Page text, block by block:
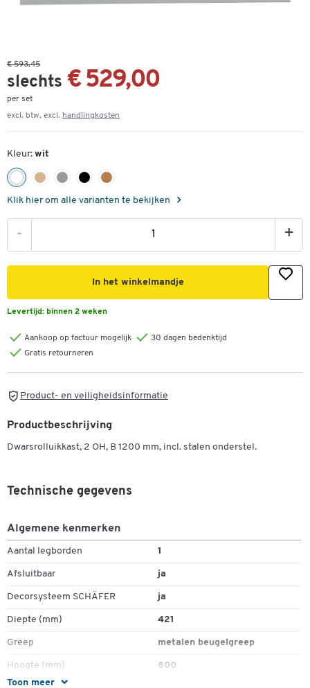
€ 593,45
slechts € 529,00
per set
excl. btw, excl. handlingkosten
Kleur: wit
Klik hier om alle varianten te bekijken
- +
In het winkelmandje
Levertijd: binnen 2 weken
Aankoop op factuur mogelijk
30 dagen bedenktijd
Gratis retourneren
Product- en veiligheidsinformatie
Productbeschrijving
Dwarsrolluikkast, 2 OH, B 1200 mm, incl. stalen onderstel.
Toon meer
Technische gegevens
Algemene kenmerken
Aantal legborden 1
Afsluitbaar ja
Decorsysteem SCHÄFER ja
Diepte (mm) 421
Greep metalen beugelgreep
Hoogte (mm) 800